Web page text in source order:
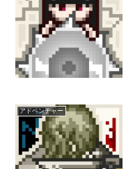
アドベンチャー